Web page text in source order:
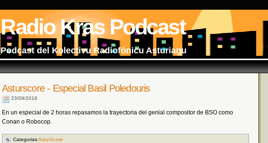
Radio Kras Podcast
Podcast del Kolectivu Radiofónicu Asturianu
Asturscore - Especial Basil Poledouris
23/09/2016
En un especial de 2 horas repasamos la trayectoria del genial compositor de BSO como
Conan o Robocop.
CategoriasAsturScore